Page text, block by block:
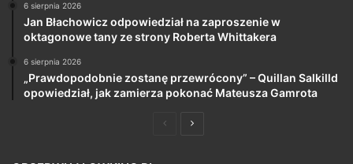
6 sierpnia 2026
Jan Błachowicz odpowiedział na zaproszenie w
oktagonowe tany ze strony Roberta Whittakera
6 sierpnia 2026
„Prawdopodobnie zostanę przewrócony” – Quillan Salkilld
opowiedział, jak zamierza pokonać Mateusza Gamrota
PoprzedniaNastępna